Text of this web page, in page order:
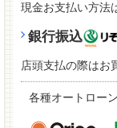
現金お支払い方法
銀行振込
店頭支払の際はお
各種オートロー